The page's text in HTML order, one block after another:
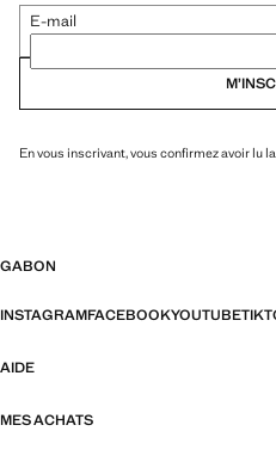
E-mail
En vous inscrivant, vous confirmez avoir lu la
GABON
INSTAGRAMFACEBOOKYOUTUBE
AIDE
MES ACHATS